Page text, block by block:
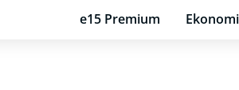
e15 Premium